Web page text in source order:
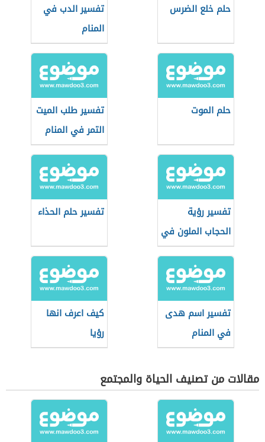
حلم خلع الضرس
تفسير الدب في
المنام
حلم الموت
تفسير طلب الميت
التمر في المنام
تفسير رؤية
الحجاب الملون في
المنام
تفسير حلم الحذاء
تفسير اسم هدى
في المنام
كيف اعرف انها
رؤيا
مقالات من تصنيف الحياة والمجتمع